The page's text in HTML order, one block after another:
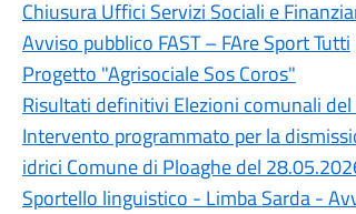
Chiusura Uffici Servizi Sociali e
Avviso pubblico FAST – FAre Sport Tutti
Progetto "Agrisociale Sos Coros"
Risultati definitivi Elezioni comunali
Intervento programmato per la
idrici Comune di Ploaghe del
Sportello linguistico - Limba Sarda -